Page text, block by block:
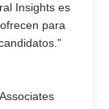
Insights es
para